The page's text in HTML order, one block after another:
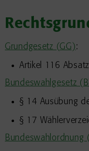
Grundgesetz (GG):
Artikel 116 Absatz
Bundeswahlgesetz
§ 14 Ausübung
§ 17
Bundeswahlordnung